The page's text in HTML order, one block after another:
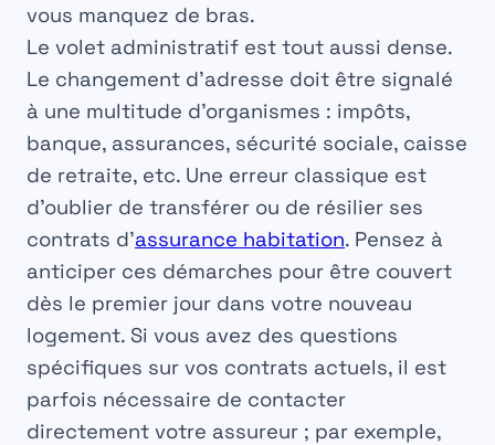
vous manquez de bras.
Le volet administratif est tout aussi dense.
Le changement d’adresse doit être signalé
à une multitude d’organismes : impôts,
banque, assurances, sécurité sociale, caisse
de retraite, etc. Une erreur classique est
d’oublier de transférer ou de résilier ses
contrats d’assurance habitation. Pensez à
anticiper ces démarches pour être couvert
dès le premier jour dans votre nouveau
logement. Si vous avez des questions
spécifiques sur vos contrats actuels, il est
parfois nécessaire de contacter
directement votre assureur ; par exemple,